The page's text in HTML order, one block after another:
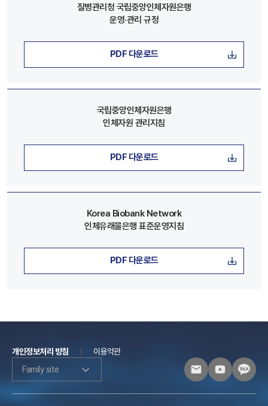
질병관리청 국립중앙인체자원은행
운영·관리 규정
PDF 다운로드
국립중앙인체자원은행
인체자원 관리지침
PDF 다운로드
Korea Biobank Network
인체유래물은행 표준운영지침
PDF 다운로드
개인정보처리 방침
이용약관
Family site